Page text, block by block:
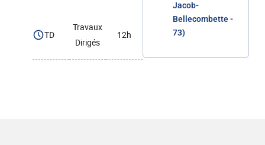
TD
Travaux
Dirigés
12h
Jacob-
Bellecombette -
73)